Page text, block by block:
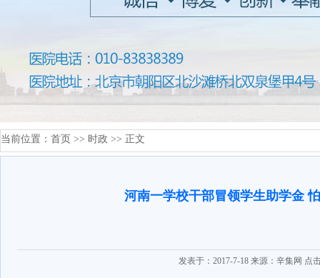
当前位置： 首页 >> 时政 >> 正文
河南一学校干部冒领学生助学金
发表于：2017-7-18 来源：辛集网 点